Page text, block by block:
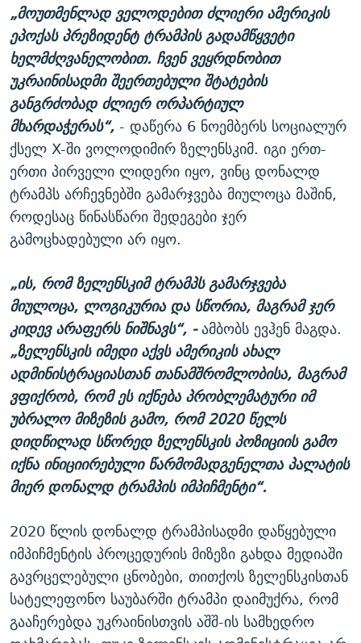
„მოუთმენლად ველოდებით ძლიერი ამერიკის
ეპოქას პრეზიდენტ ტრამპის გადამწყვეტი
ხელმძღვანელობით. ჩვენ ვეყრდნობით
უკრაინისადმი შეერთებული შტატების
განგრძობად ძლიერ ორპარტიულ
მხარდაჭერას“,- დაწერა 6 ნოემბერს სოციალურ
ქსელ X-ში ვოლოდიმირ ზელენსკიმ. იგი ერთ-
ერთი პირველი ლიდერი იყო, ვინც დონალდ
ტრამპს არჩევნებში გამარჯვება მიულოცა მაშინ,
როდესაც წინასწარი შედეგები ჯერ
გამოცხადებული არ იყო.
„ის, რომ ზელენსკიმ ტრამპს გამარჯვება
მიულოცა, ლოგიკურია და სწორია, მაგრამ ჯერ
კიდევ არაფერს ნიშნავს“, -ამბობს ევჰენ მაგდა.
„ზელენსკის იმედი აქვს ამერიკის ახალ
ადმინისტრაციასთან თანამშრომლობისა, მაგრამ
ვფიქრობ, რომ ეს იქნება პრობლემატური იმ
უბრალო მიზეზის გამო, რომ 2020 წელს
დიდწილად სწორედ ზელენსკის პოზიციის გამო
იქნა ინიციირებული წარმომადგენელთა პალატის
მიერ დონალდ ტრამპის იმპიჩმენტი“.
2020 წლის დონალდ ტრამპისადმი დაწყებული
იმპიჩმენტის პროცედურის მიზეზი გახდა მედიაში
გავრცელებული ცნობები, თითქოს ზელენსკისთან
სატელეფონო საუბარში ტრამპი დაიმუქრა, რომ
გააჩერებდა უკრაინისთვის აშშ-ის სამხედრო